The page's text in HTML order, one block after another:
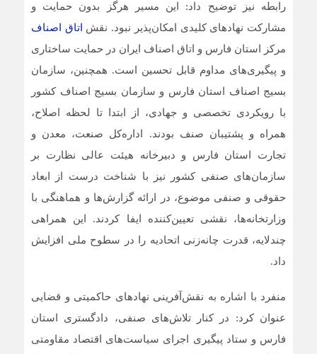
رابطه نیز توضیح داد: این مسیر هرگز بدون حمایت و
مشارکت نهاد‌های کلیدی امکان‌پذیر نبود. نقش اتاق اصناف
مرکز استان فارس و اتاق اصناف ایران در حمایت ساختاری
و پیگیری‌های مداوم قابل تحسین است. همچنین، سازمان
بسیج اصناف استان فارس و سازمان بسیج اصناف کشور
با رویکردی تخصصی و جهادی، از ابتدا تا لحظه اصلاح،
همراه و پشتیبان صنف بودند. اداره‌کل صنعت، معدن و
تجارت استان فارس و دبیرخانه هیئت عالی نظارت بر
سازمان‌های صنفی کشور نیز با شناخت درست از ابعاد
حقوقی و صنفی موضوع، در ارائه گزارش‌ها و هماهنگی با
وزارتخانه‌ها، نقشی تعیین‌کننده ایفا کردند. این همراهی
چندلایه، قدرت چانه‌زنی اتحادیه را در سطوح ملی افزایش
داد.
منفرد با اشاره به نقش‌آفرینی نهاد‌های حاکمیتی و قضایی
عنوان کرد: در کنار تلاش‌های صنفی، دادگستری استان
فارس و ستاد پیگیری اجرای سیاست‌های اقتصاد مقاومتی